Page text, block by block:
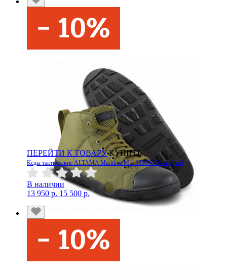
ПЕРЕЙТИ К ТОВАРУ КУПИТЬ
Кеды тактические ALTAMA Maritime Mid 333006 Олив Драб
В наличии
13 950 р. 15 500 р.